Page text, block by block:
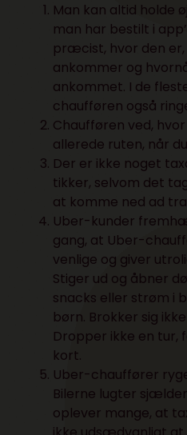
Man kan altid holde
man har bestilt i
præcist, hvor den
ankommer og
ankommet. I de
chaufføren også
Chaufføren ved,
allerede ruten, når
Der er ikke noget
tikker, selvom det
at komme ned ad
Uber-kunder
gang, at Uber-
venlige og giver
Stiger ud og åbner
snacks eller strøm i
børn. Brokker sig
Dropper ikke en tur,
kort.
Uber-chauffører
Bilerne lugter
oplever mange, at